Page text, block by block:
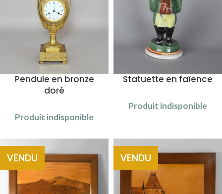
Pendule en bronze
doré
Produit indisponible
Statuette en faïence
Produit indisponible
VENDU VENDU